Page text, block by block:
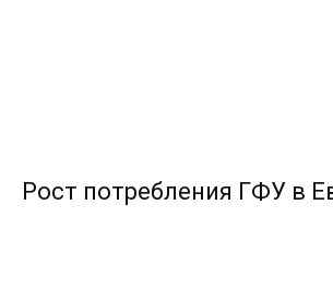
Рост потребления ГФУ в